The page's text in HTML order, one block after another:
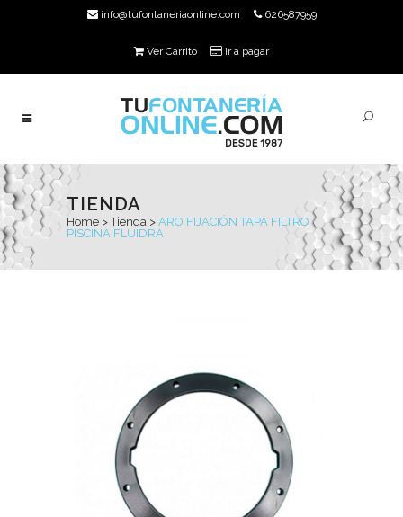
info@tufontaneriaonline.com 626587959
Ver Carrito Ir a pagar
TIENDA
Home >Tienda > ARO FIJACIÓN TAPA FILTRO
PISCINA FLUIDRA